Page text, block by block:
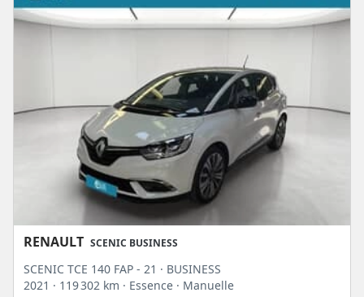
RENAULT SCENIC BUSINESS
SCENIC TCE 140 FAP - 21 · BUSINESS
2021 · 119 302 km · Essence · Manuelle